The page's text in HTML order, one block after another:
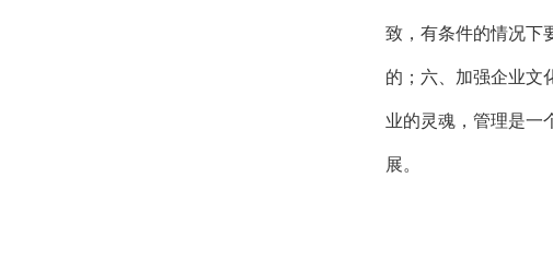
致，有条件的情况下
的；六、加强企业文
业的灵魂，管理是一
展。